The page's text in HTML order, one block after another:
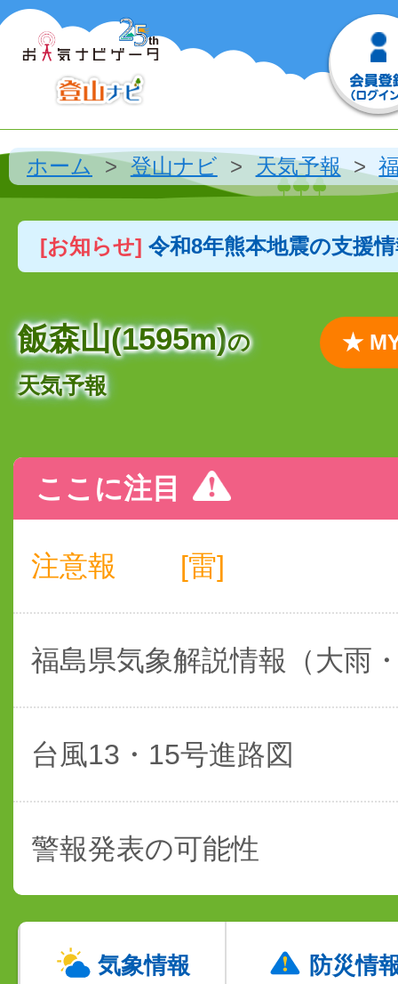
ホーム 登山ナビ 天気予報
[お知らせ] 令和8年熊本地震の支援
飯森山(1595m)の
天気予報
★
ここに注目
注意報 [雷]
福島県気象解説情報（大雨
台風13・15号進路図
警報発表の可能性
気象情報 防災情